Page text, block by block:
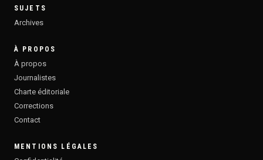
SUJETS
Archives
À PROPOS
À propos
Journalistes
Charte éditoriale
Corrections
Contact
MENTIONS LÉGALES